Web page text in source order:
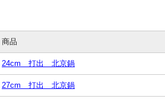
商品
24cm 打出 北京鍋
27cm 打出 北京鍋